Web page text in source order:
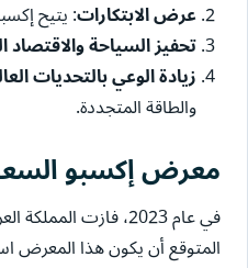
عرض الابتكارات: يتيح
تحفيز السياحة والاقتصاد
زيادة الوعي بالتحديات
والطاقة المتجددة.
معرض إكسبو
في عام 2023، فازت المملكة العربية السعودية بشرف استضافة
المتوقع أن يكون هذا المعرض استثنائيًا وأن يقدم